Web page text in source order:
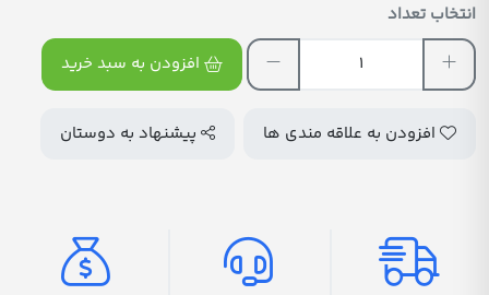
انتخاب تعداد
افزودن به سبد خرید
افزودن به علاقه مندی ها پیشنهاد به دوستان